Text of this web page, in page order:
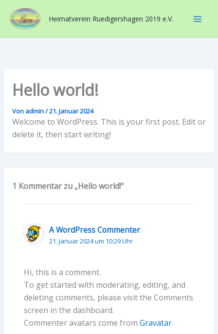
Inhalt
springen
Heimatverein Ruedigershagen 2019 e.V.
Hello world!
Von admin/21. Januar 2024
Welcome to WordPress. This is your first post. Edit or
delete it, then start writing!
1 Kommentar zu „Hello world!“
A WordPress Commenter
21. Januar 2024 um 10:29 Uhr
Hi, this is a comment.
To get started with moderating, editing, and
deleting comments, please visit the Comments
screen in the dashboard.
Commenter avatars come from Gravatar.